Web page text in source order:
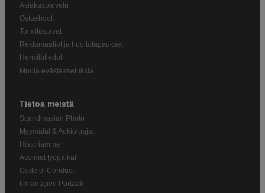
Asiakaspalvelu
Ostoehdot
Toimitustavat
Reklamaatiot ja huoltotapaukset
Henkilötiedot
Muuta evästeasetuksia
Tietoa meistä
Scandinavian Photo
Myymälät & Aukioloajat
Historiamme
Avoimet työpaikat
Code of Conduct
Ilmiantajien Portaali